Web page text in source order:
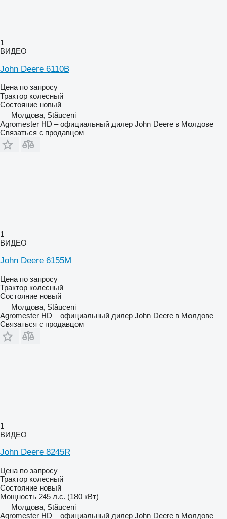
1
ВИДЕО
John Deere 6110B
Цена по запросу
Трактор колесный
Состояние новый
Молдова, Stăuceni
Agromester HD – официальный дилер John Deere в Молдове
Связаться с продавцом
1
ВИДЕО
John Deere 6155M
Цена по запросу
Трактор колесный
Состояние новый
Молдова, Stăuceni
Agromester HD – официальный дилер John Deere в Молдове
Связаться с продавцом
1
ВИДЕО
John Deere 8245R
Цена по запросу
Трактор колесный
Состояние новый
Мощность 245 л.с. (180 кВт)
Молдова, Stăuceni
Agromester HD – официальный дилер John Deere в Молдове